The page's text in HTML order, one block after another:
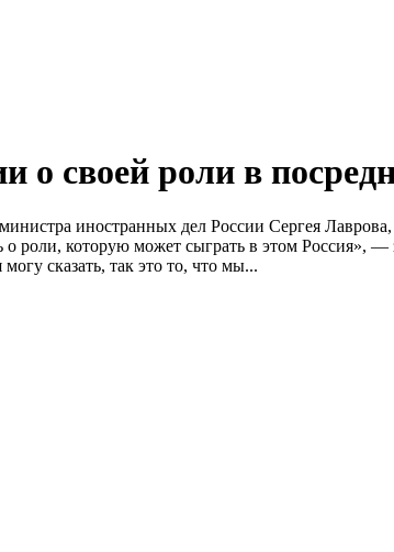
своей роли в
иностранных дел России Сергея
которую может сыграть в этом Россия», —
сказать, так это то, что мы...